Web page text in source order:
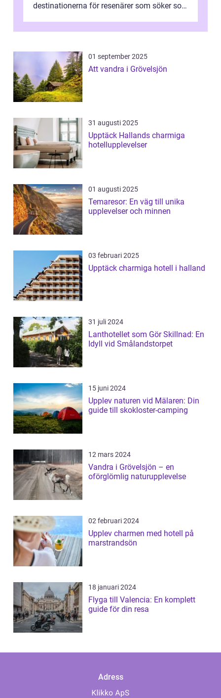
destinationerna för resenärer som söker sol,
01 september 2025
Att vandra i Grövelsjön
31 augusti 2025
Upptäck Hallands charmiga
hotellupplevelser
01 augusti 2025
Temaresor: En väg till unika
upplevelser och minnen
03 februari 2025
Upptäck charmiga hotell i halland
31 juli 2024
Lanthotellet som Gör Skillnad: En
Idyll vid Smålandstorpet
15 juni 2024
Upplev naturen vid Mälaren: Din
guide till skokloster-camping
12 mars 2024
Vandra i Grövelsjön – en
oförglömlig naturupplevelse
02 februari 2024
Upplev charmen med hotell på
marstrandsön
18 januari 2024
Flyga till Valencia: En komplett
guide för din resa
Adress